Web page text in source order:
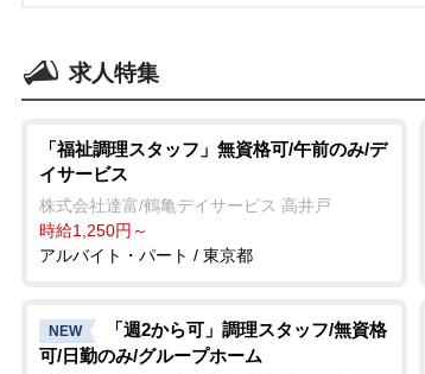
求人特集
「福祉調理スタッフ」無資格可/午前のみ/デ
イサービス
株式会社達富/鶴亀デイサービス 高井戸
時給1,250円～
アルバイト・パート / 東京都
NEW
「週2から可」調理スタッフ/無資格
可/日勤のみ/グループホーム